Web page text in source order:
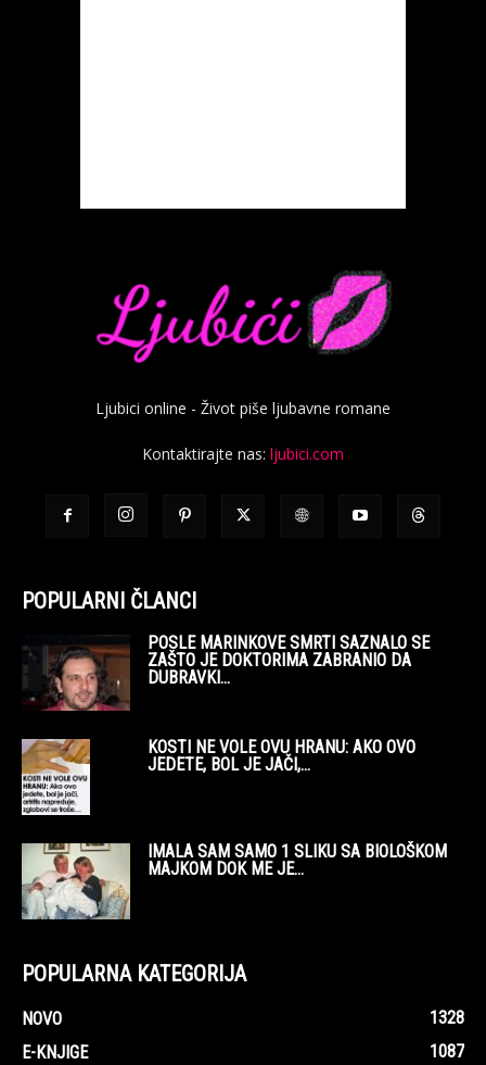
Ljubici online - Život piše ljubavne romane
Kontaktirajte nas: ljubici.com
POPULARNI ČLANCI
POSLE MARINKOVE SMRTI SAZNALO SE
ZAŠTO JE DOKTORIMA ZABRANIO DA
DUBRAVKI...
KOSTI NE VOLE OVU HRANU: AKO OVO
JEDETE, BOL JE JAČI,...
IMALA SAM SAMO 1 SLIKU SA BIOLOŠKOM
MAJKOM DOK ME JE...
POPULARNA KATEGORIJA
NOVO
1328
E-KNJIGE
1087